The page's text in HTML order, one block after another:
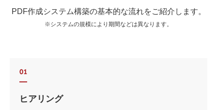
PDF作成システム構築の基本的な流れをご紹介します。
※システムの規模により期間などは異なります。
01
ヒアリング